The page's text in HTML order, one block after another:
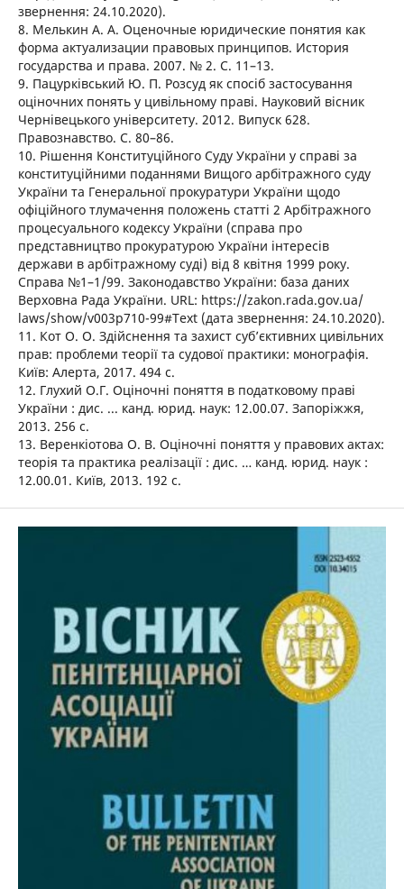
звернення: 24.10.2020).
8. Мелькин А. А. Оценочные юридические понятия как
форма актуализации правовых принципов. История
государства и права. 2007. № 2. С. 11–13.
9. Пацурківський Ю. П. Розсуд як спосіб застосування
оціночних понять у цивільному праві. Науковий вісник
Чернівецького університету. 2012. Випуск 628.
Правознавство. С. 80–86.
10. Рішення Конституційного Суду України у справі за
конституційними поданнями Вищого арбітражного суду
України та Генеральної прокуратури України щодо
офіційного тлумачення положень статті 2 Арбітражного
процесуального кодексу України (справа про
представництво прокуратурою України інтересів
держави в арбітражному суді) від 8 квітня 1999 року.
Справа №1–1/99. Законодавство України: база даних
Верховна Рада України. URL: https://zakon.rada.gov.ua/
laws/show/v003p710-99#Text (дата звернення: 24.10.2020).
11. Кот О. О. Здійснення та захист суб’єктивних цивільних
прав: проблеми теорії та судової практики: монографія.
Київ: Алерта, 2017. 494 с.
12. Глухий О.Г. Оціночні поняття в податковому праві
України : дис. ... канд. юрид. наук: 12.00.07. Запоріжжя,
2013. 256 с.
13. Веренкіотова О. В. Оціночні поняття у правових актах:
теорія та практика реалізації : дис. … канд. юрид. наук :
12.00.01. Київ, 2013. 192 с.